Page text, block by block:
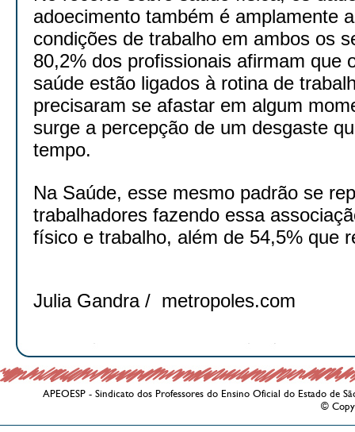
adoecimento também é amplamente
condições de trabalho em ambos os
80,2% dos profissionais afirmam que
saúde estão ligados à rotina de
precisaram se afastar em algum
surge a percepção de um desgaste
tempo.
Na Saúde, esse mesmo padrão se
trabalhadores fazendo essa
físico e trabalho, além de 54,5% que
Julia Gandra / metropoles.com
APEOESP - Sindicato dos Professores do Ensino Oficial do Estado de
©